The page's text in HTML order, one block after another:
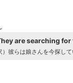
are searching
）彼らは娘さんを今探し